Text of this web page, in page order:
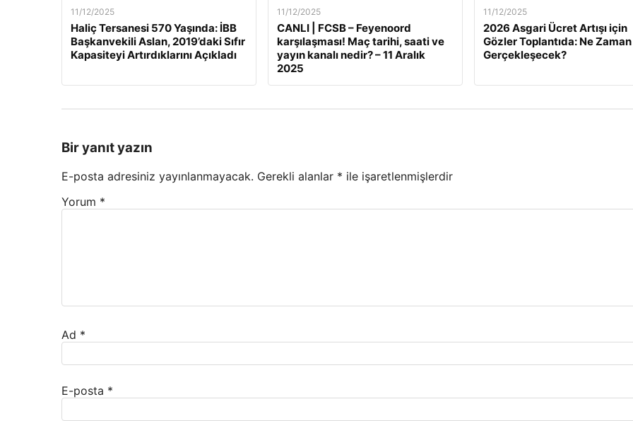
11/12/2025
Haliç Tersanesi 570 Yaşında: İBB
Başkanvekili Aslan, 2019’daki Sıfır
Kapasiteyi Artırdıklarını Açıkladı
11/12/2025
CANLI | FCSB – Feyenoord
karşılaşması! Maç tarihi, saati ve
yayın kanalı nedir? – 11 Aralık
2025
11/12/2025
2026 Asgari Ücret Artışı için
Gözler Toplantıda: Ne Zaman
Gerçekleşecek?
Bir yanıt yazın
E-posta adresiniz yayınlanmayacak. Gerekli alanlar * ile işaretlenmişlerdir
Yorum *
Ad *
E-posta *